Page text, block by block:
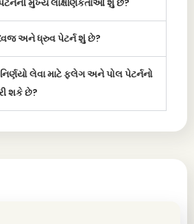
ધ્વજ અને ધ્રુવ પેટર્ન શું છે?
લેવા માટે ફ્લેગ અને પોલ પેટર્નનો
શકે છે?